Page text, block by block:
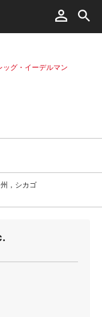
ッグ・イーデルマン
，シカゴ